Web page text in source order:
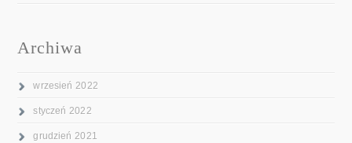
Archiwa
wrzesień 2022
styczeń 2022
grudzień 2021